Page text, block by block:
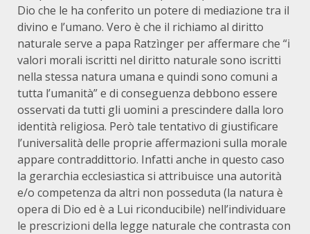
Dio che le ha conferito un potere di mediazione tra il
divino e l’umano. Vero è che il richiamo al diritto
naturale serve a papa Ratzìnger per affermare che “i
valori morali iscritti nel diritto naturale sono iscritti
nella stessa natura umana e quindi sono comuni a
tutta l’umanità” e di conseguenza debbono essere
osservati da tutti gli uomini a prescindere dalla loro
identità religiosa. Però tale tentativo di giustificare
l’universalità delle proprie affermazioni sulla morale
appare contraddittorio. Infatti anche in questo caso
la gerarchia ecclesiastica si attribuisce una autorità
e/o competenza da altri non posseduta (la natura è
opera di Dio ed è a Lui riconducibile) nell’individuare
le prescrizioni della legge naturale che contrasta con